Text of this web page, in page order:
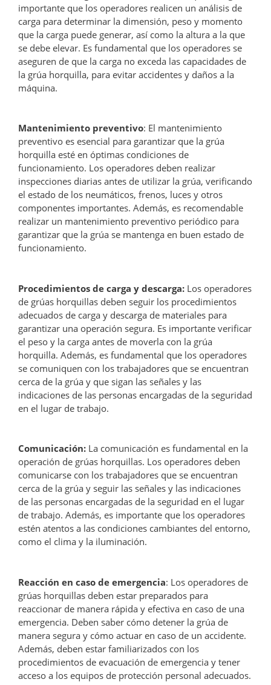
importante que los operadores realicen un análisis de
carga para determinar la dimensión, peso y momento
que la carga puede generar, así como la altura a la que
se debe elevar. Es fundamental que los operadores se
aseguren de que la carga no exceda las capacidades de
la grúa horquilla, para evitar accidentes y daños a la
máquina.
Mantenimiento preventivo: El mantenimiento
preventivo es esencial para garantizar que la grúa
horquilla esté en óptimas condiciones de
funcionamiento. Los operadores deben realizar
inspecciones diarias antes de utilizar la grúa, verificando
el estado de los neumáticos, frenos, luces y otros
componentes importantes. Además, es recomendable
realizar un mantenimiento preventivo periódico para
garantizar que la grúa se mantenga en buen estado de
funcionamiento.
Procedimientos de carga y descarga: Los operadores
de grúas horquillas deben seguir los procedimientos
adecuados de carga y descarga de materiales para
garantizar una operación segura. Es importante verificar
el peso y la carga antes de moverla con la grúa
horquilla. Además, es fundamental que los operadores
se comuniquen con los trabajadores que se encuentran
cerca de la grúa y que sigan las señales y las
indicaciones de las personas encargadas de la seguridad
en el lugar de trabajo.
Comunicación: La comunicación es fundamental en la
operación de grúas horquillas. Los operadores deben
comunicarse con los trabajadores que se encuentran
cerca de la grúa y seguir las señales y las indicaciones
de las personas encargadas de la seguridad en el lugar
de trabajo. Además, es importante que los operadores
estén atentos a las condiciones cambiantes del entorno,
como el clima y la iluminación.
Reacción en caso de emergencia: Los operadores de
grúas horquillas deben estar preparados para
reaccionar de manera rápida y efectiva en caso de una
emergencia. Deben saber cómo detener la grúa de
manera segura y cómo actuar en caso de un accidente.
Además, deben estar familiarizados con los
procedimientos de evacuación de emergencia y tener
acceso a los equipos de protección personal adecuados.